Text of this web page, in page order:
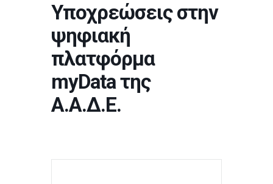
Υποχρεώσεις στην
ψηφιακή
πλατφόρμα
myData της
Α.Α.Δ.Ε.